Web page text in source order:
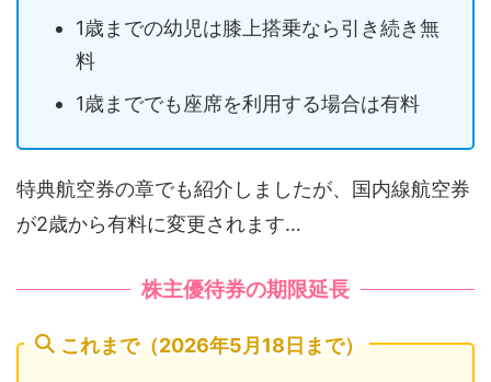
1歳までの幼児は膝上搭乗なら引き続き無
料
1歳まででも座席を利用する場合は有料
特典航空券の章でも紹介しましたが、国内線航空券
が2歳から有料に変更されます…
株主優待券の期限延長
これまで（2026年5月18日まで）